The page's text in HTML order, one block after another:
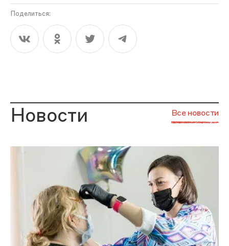
Поделиться:
Новости Все новости